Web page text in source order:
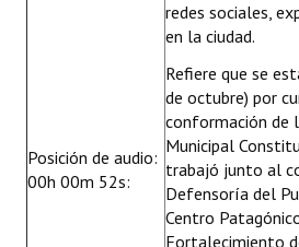
Reconocimientos - Registro
Bariloche, Municipio intercultural
Entrega de distinciones
REFORMA DE LA CARTA ORGÁNICA
Posición de audio:
00h 00m 52s:
redes sociales,
en la ciudad.
Refiere que se
de octubre) por
conformación de
Municipal
trabajó junto al
Defensoría del
Centro
Fortalecimiento